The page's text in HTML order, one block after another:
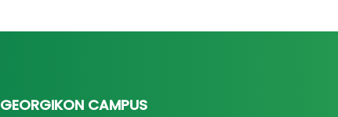
GEORGIKON CAMPUS